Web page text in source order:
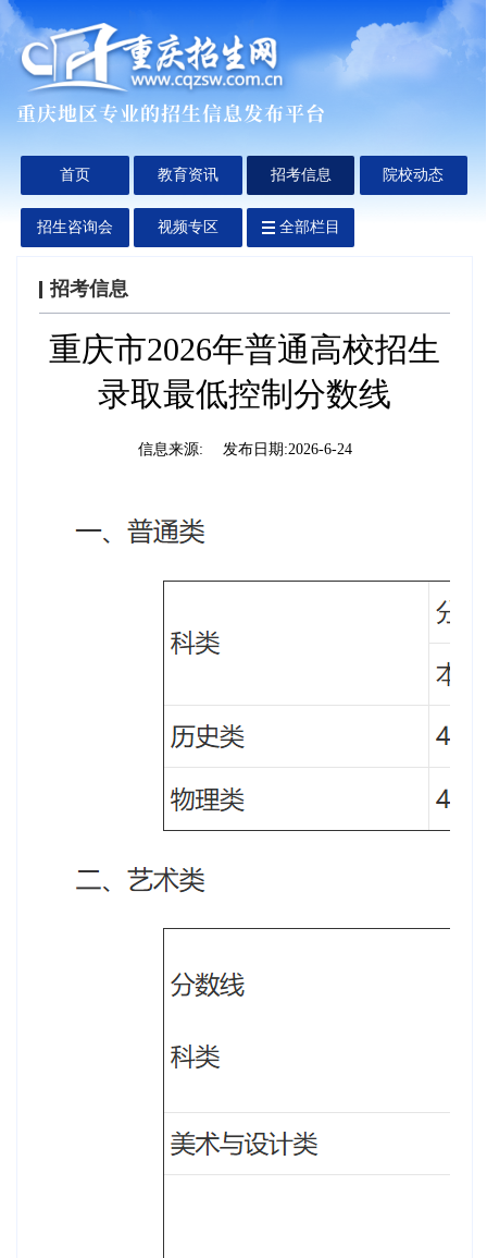
首页 教育资讯 招考信息 院校动态
招生咨询会 视频专区 全部栏目
招考信息
重庆市2026年普通高校招生
录取最低控制分数线
信息来源: 发布日期:2026-6-24